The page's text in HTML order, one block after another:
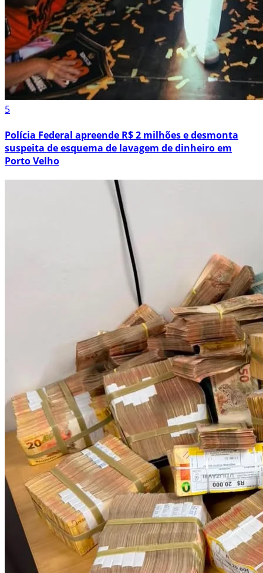
5
Polícia Federal apreende R$ 2 milhões e desmonta
suspeita de esquema de lavagem de dinheiro em
Porto Velho